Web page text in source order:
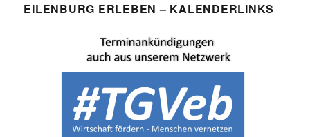
EILENBURG ERLEBEN – KALENDERLINKS